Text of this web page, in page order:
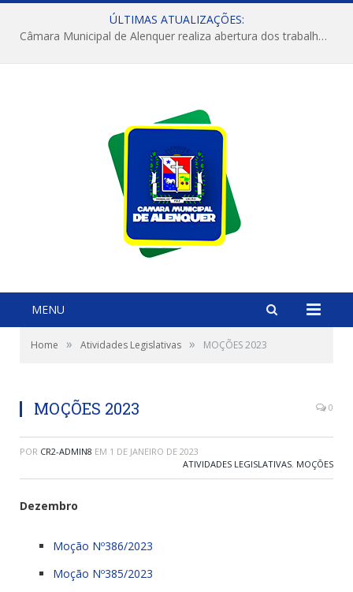
ÚLTIMAS ATUALIZAÇÕES:
Câmara Municipal de Alenquer realiza abertura dos trabalhos do 4º Período Legislativo
MENU
Home » Atividades Legislativas » MOÇÕES 2023
MOÇÕES 2023 0
POR CR2-ADMIN8 EM 1 DE JANEIRO DE 2023
ATIVIDADES LEGISLATIVAS, MOÇÕES
Dezembro
Moção Nº386/2023
Moção Nº385/2023